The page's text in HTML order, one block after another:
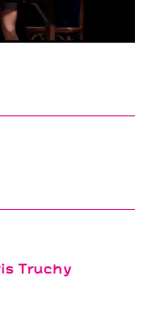
Truchy